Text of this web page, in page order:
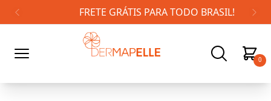
FRETE GRÁTIS PARA TODO BRASIL!
0